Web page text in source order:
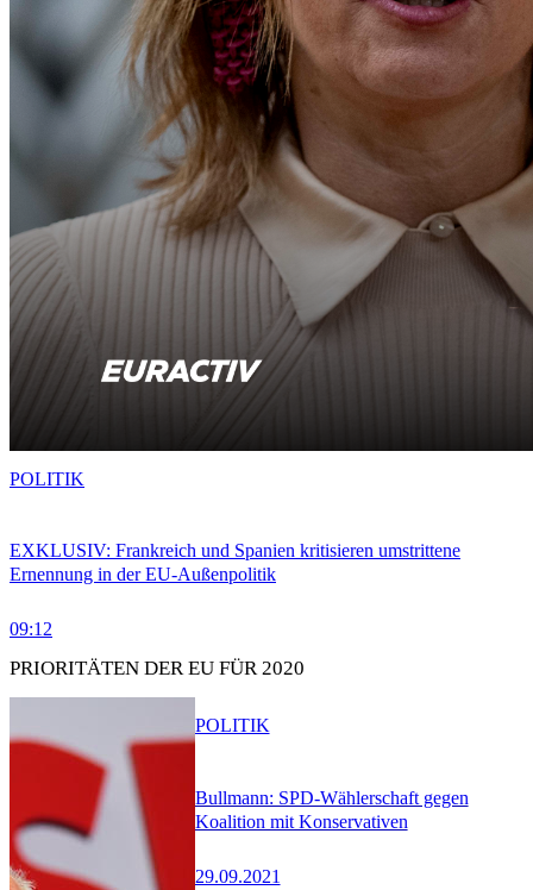
EXKLUSIV: Frankreich und Spanien kritisieren umstrittene
Ernennung in der EU-Außenpolitik
09:12
POLITIK
PRIORITÄTEN DER EU FÜR 2020
Bullmann: SPD-Wählerschaft gegen
Koalition mit Konservativen
29.09.2021
POLITIK